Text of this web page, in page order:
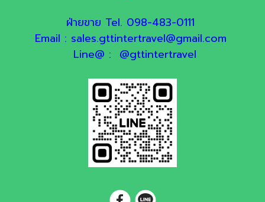
ฝ่ายขาย Tel. 098-483-0111
Email : sales.gttintertravel@gmail.com
Line@ : @gttintertravel